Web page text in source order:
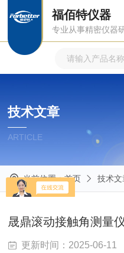
福佰特仪器
专业从事精密仪器
技术文章
ARTICLE
当前位置：首页 技术文
晟鼎滚动接触角测量
更新时间：2025-06-11